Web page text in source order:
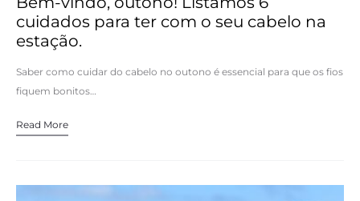
cuidados para ter com o seu cabelo na
estação.
Saber como cuidar do cabelo no outono é essencial para que os fios
fiquem bonitos…
Read More